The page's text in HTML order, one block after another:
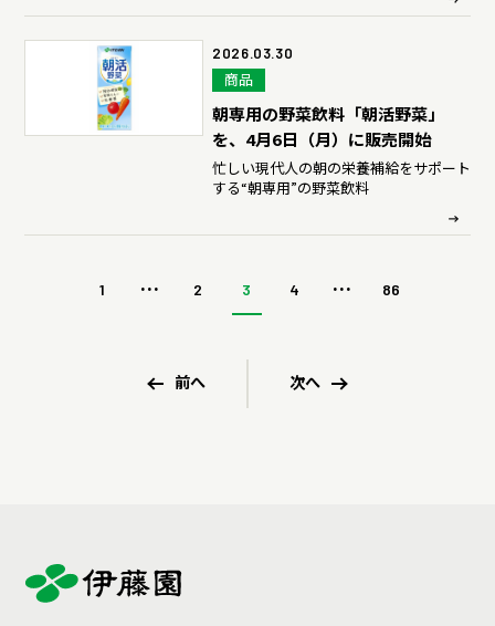
2026.03.30
商品
朝専用の野菜飲料「朝活野菜」
を、4月6日（月）に販売開始
忙しい現代人の朝の栄養補給をサポート
する“朝専用”の野菜飲料
1
前へ
... 2 3 4 ...
次へ
86